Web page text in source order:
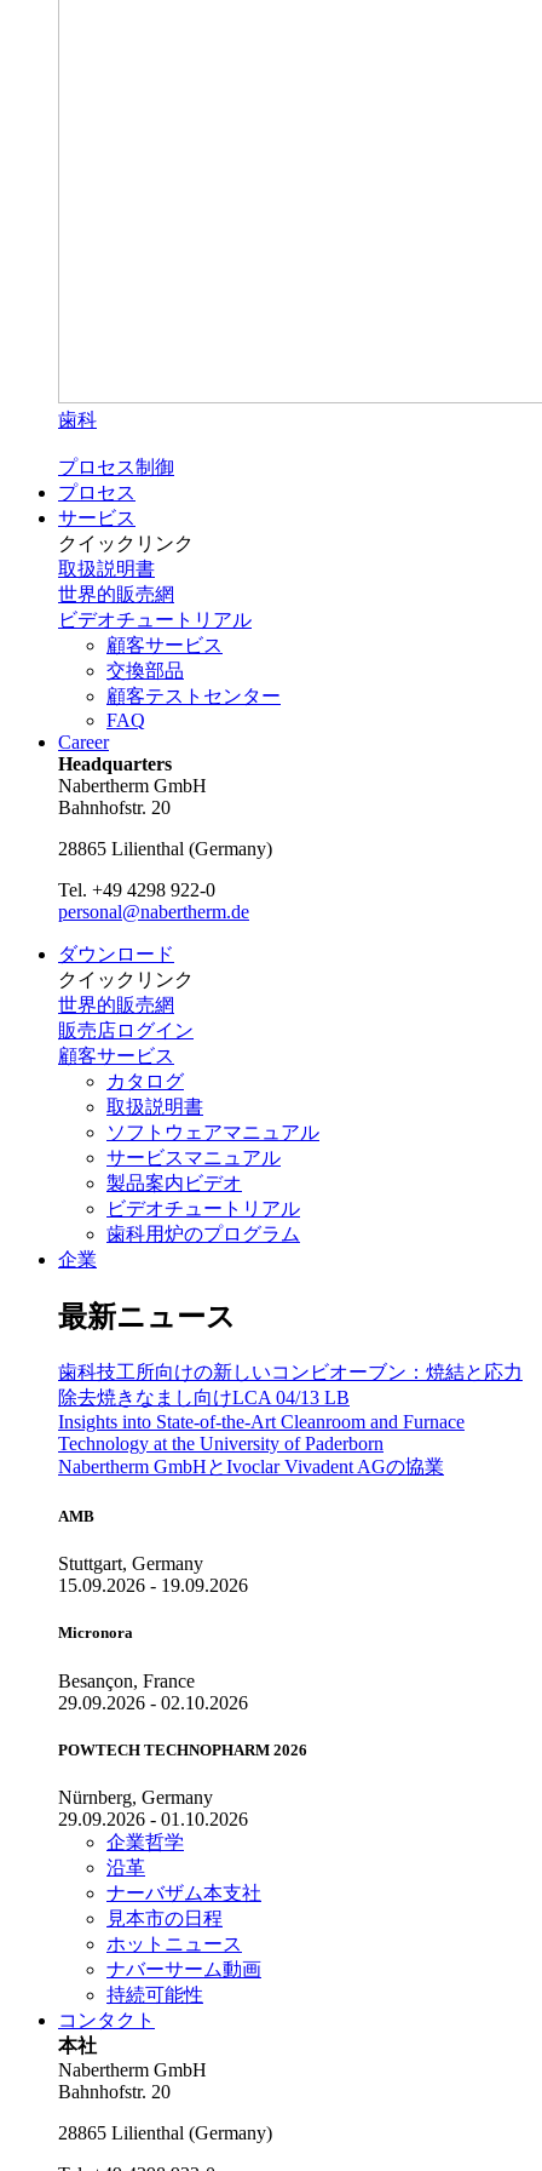
歯科
プロセス制御
プロセス
サービス
クイックリンク
取扱説明書
世界的販売網
ビデオチュートリアル
顧客サービス
交換部品
顧客テストセンター
FAQ
Career
Headquarters
Nabertherm GmbH
Bahnhofstr. 20
28865 Lilienthal (Germany)
Tel. +49 4298 922-0
personal@nabertherm.de
ダウンロード
クイックリンク
世界的販売網
販売店ログイン
顧客サービス
カタログ
取扱説明書
ソフトウェアマニュアル
サービスマニュアル
製品案内ビデオ
ビデオチュートリアル
歯科用炉のプログラム
企業
最新ニュース
歯科技工所向けの新しいコンビオーブン：焼結と応力
除去焼きなまし向けLCA 04/13 LB
Insights into State-of-the-Art Cleanroom and Furnace
Technology at the University of Paderborn
Nabertherm GmbHとIvoclar Vivadent AGの協業
AMB
Stuttgart, Germany
15.09.2026 - 19.09.2026
Micronora
Besançon, France
29.09.2026 - 02.10.2026
POWTECH TECHNOPHARM 2026
Nürnberg, Germany
29.09.2026 - 01.10.2026
企業哲学
沿革
ナーバザム本支社
見本市の日程
ホットニュース
ナバーサーム動画
持続可能性
コンタクト
本社
Nabertherm GmbH
Bahnhofstr. 20
28865 Lilienthal (Germany)